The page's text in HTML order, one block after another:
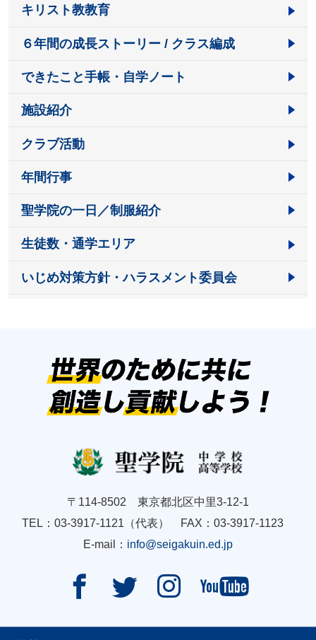
キリスト教教育
６年間の成長ストーリー / クラス編成
できたこと手帳・自学ノート
施設紹介
クラブ活動
年間行事
聖学院の一日／制服紹介
生徒数・通学エリア
いじめ対策方針・ハラスメント委員会
〒114-8502 東京都北区中里3-12-1
TEL：03-3917-1121（代表） FAX：03-3917-1123
E-mail： info@seigakuin.ed.jp
   